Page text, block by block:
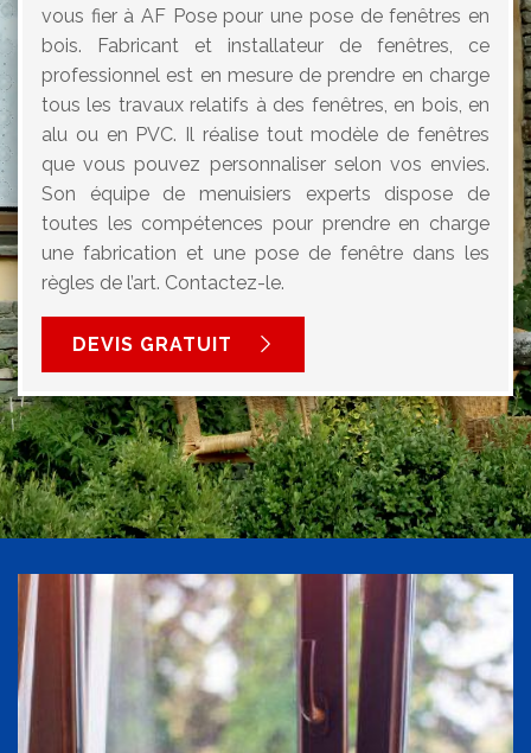
vous fier à AF Pose pour une pose de fenêtres en
bois. Fabricant et installateur de fenêtres, ce
professionnel est en mesure de prendre en charge
tous les travaux relatifs à des fenêtres, en bois, en
alu ou en PVC. Il réalise tout modèle de fenêtres
que vous pouvez personnaliser selon vos envies.
Son équipe de menuisiers experts dispose de
toutes les compétences pour prendre en charge
une fabrication et une pose de fenêtre dans les
règles de l’art. Contactez-le.
DEVIS GRATUIT